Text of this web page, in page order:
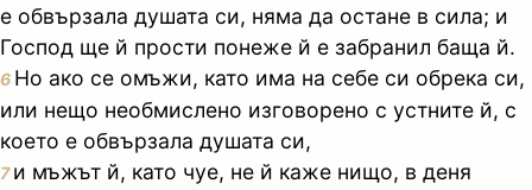
е обвързала душата си, няма да остане в сила; и
Господ ще й прости понеже й е забранил баща й.
6 Но ако се омъжи, като има на себе си обрека си,
или нещо необмислено изговорено с устните й, с
което е обвързала душата си,
7и мъжът й, като чуе, не й каже нищо, в деня